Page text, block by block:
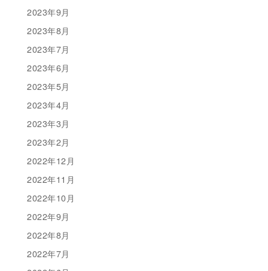
2023年9月
2023年8月
2023年7月
2023年6月
2023年5月
2023年4月
2023年3月
2023年2月
2022年12月
2022年11月
2022年10月
2022年9月
2022年8月
2022年7月